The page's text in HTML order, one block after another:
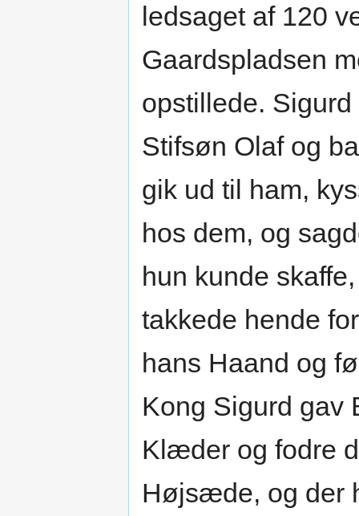
ledsaget af 120
Gaardspladsen
opstillede.
Stifsøn Olaf og
gik ud til ham,
hos dem, og
hun kunde
takkede hende
hans Haand og
Kong Sigurd gav
Klæder og fodre
Højsæde, og der